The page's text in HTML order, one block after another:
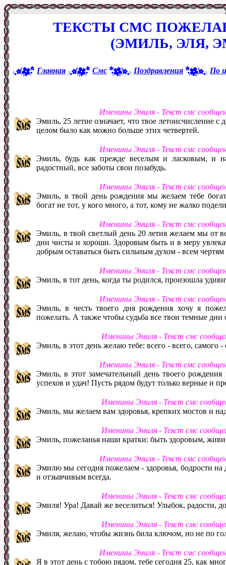
ТЕКСТЫ СМС
(ЭМИЛЬ, ЭЛЯ,
Главная Смс Поздравления По
Именины Эмиля - Текст смс
Эмиль, 25 летие означает, что твое летоисчисление
целом было как можно больше этих четвертей.
Именины Эмиля - Текст смс
Эмиль, будь как прежде веселым и ласковым, и
радостный, все заботы свои позабудь.
Именины Эмиля - Текст смс
Эмиль, в твой день рождения мы желаем тебе
богат не тот, у кого много, а тот, кому не жалко
Именины Эмиля - Текст смс
Эмиль, в твой светлый день 20 летия желаем мы от
дни чисты и хороши. Здоровым быть и в меру
добрым оставаться быть сильным духом - всем чертям
Именины Эмиля - Текст смс
Эмиль, в тот день, когда ты родился, произошла
Именины Эмиля - Текст смс
Эмиль, в честь твоего дня рождения хочу я
пожелать. А также чтобы судьба все твои темные дни
Именины Эмиля - Текст смс
Эмиль, в этот день желаю тебе: всего - всего, самого
Именины Эмиля - Текст смс
Эмиль, в этот замечательный день твоего
успехов и удач! Пусть рядом будут только верные и
Именины Эмиля - Текст смс
Эмиль, мы желаем вам здоровья, крепких мостов и
Именины Эмиля - Текст смс
Эмиль, пожеланья наши кратки: быть здоровым, живи
Именины Эмиля - Текст смс
Эмилю мы сегодня пожелаем - здоровья, бодрости
и отзывчивым всегда.
Именины Эмиля - Текст смс
Эмиля! Ура! Давай же веселиться! Улыбок, радости,
Именины Эмиля - Текст смс
Эмиля, желаю, чтобы жизнь била ключом, но не по
Именины Эмиля - Текст смс
Я в этот день с тобою рядом, тебе сегодня 25, как